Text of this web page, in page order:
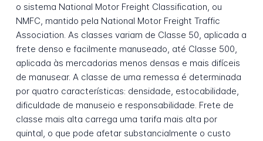
o sistema National Motor Freight Classification, ou
NMFC, mantido pela National Motor Freight Traffic
Association. As classes variam de Classe 50, aplicada a
frete denso e facilmente manuseado, até Classe 500,
aplicada às mercadorias menos densas e mais difíceis
de manusear. A classe de uma remessa é determinada
por quatro características: densidade, estocabilidade,
dificuldade de manuseio e responsabilidade. Frete de
classe mais alta carrega uma tarifa mais alta por
quintal, o que pode afetar substancialmente o custo